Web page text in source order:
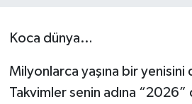
Koca dünya…
Milyonlarca yaşına bir yenisini
Takvimler senin adına
SOSYAL YARDIMLAR
SPONSORLU YAZI